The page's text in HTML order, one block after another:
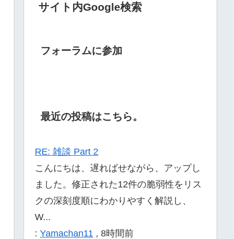
サイト内Google検索
フォーラムに参加
最近の投稿はこちら。
RE: 雑談 Part 2
こんにちは、遅ればせながら、アップし
ました。修正された12件の脆弱性をリス
クの深刻度順にわかりやすく解説し、
W...
: Yamachan11 , 8時間前